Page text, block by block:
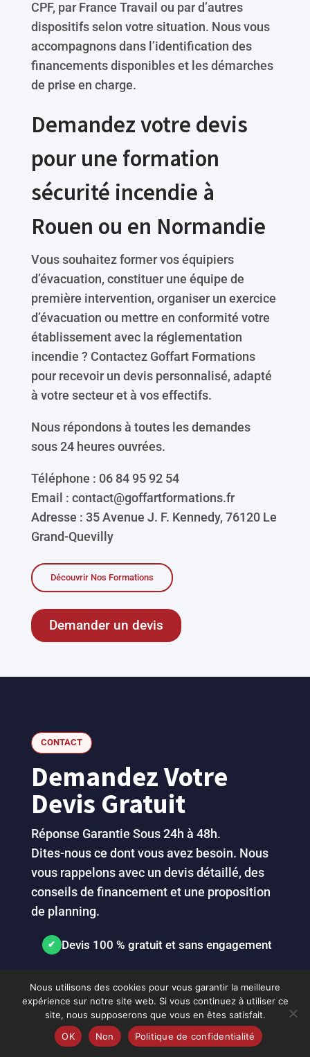
CPF, par France Travail ou par d’autres
dispositifs selon votre situation. Nous vous
accompagnons dans l’identification des
financements disponibles et les démarches
de prise en charge.
Demandez votre devis
pour une formation
sécurité incendie à
Rouen ou en Normandie
Vous souhaitez former vos équipiers
d’évacuation, constituer une équipe de
première intervention, organiser un exercice
d’évacuation ou mettre en conformité votre
établissement avec la réglementation
incendie ? Contactez Goffart Formations
pour recevoir un devis personnalisé, adapté
à votre secteur et à vos effectifs.
Nous répondons à toutes les demandes
sous 24 heures ouvrées.
Téléphone : 06 84 95 92 54
Email : contact@goffartformations.fr
Adresse : 35 Avenue J. F. Kennedy, 76120 Le
Grand-Quevilly
Découvrir Nos Formations
Demander un devis
CONTACT
Demandez Votre
Devis Gratuit
Réponse Garantie Sous 24h à 48h.
Dites-nous ce dont vous avez besoin. Nous
vous rappelons avec un devis détaillé, des
conseils de financement et une proposition
de planning.
Devis 100 % gratuit et sans engagement
Normandie et en France
 Appel Direct
Nous utilisons des cookies pour vous garantir la meilleure
expérience sur notre site web. Si vous continuez à utiliser ce
site, nous supposerons que vous en êtes satisfait.
OK
Non Politique de confidentialité